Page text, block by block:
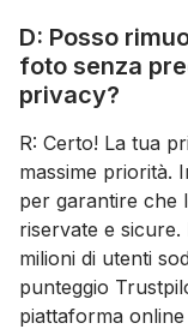
D: Posso
foto senza
privacy?
R: Certo! La tua
massime priorità.
per garantire che
riservate e
milioni di utenti
punteggio
piattaforma